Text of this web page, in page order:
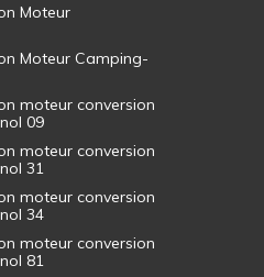
Moteur
Moteur Camping-
moteur conversion
09
moteur conversion
31
moteur conversion
34
moteur conversion
81